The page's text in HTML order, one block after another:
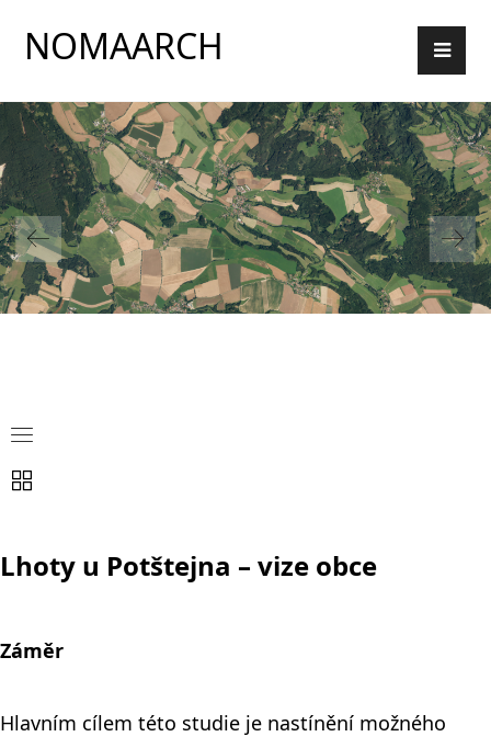
NOMAARCH
Lhoty u Potštejna – vize obce
Záměr
Hlavním cílem této studie je nastínění možného